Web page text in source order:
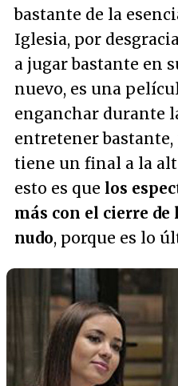
bastante de la
Iglesia, por
a jugar bastante en
nuevo, es una
enganchar durante
entretener
tiene un final a la
esto es que los
más con el cierre
nudo, porque es lo